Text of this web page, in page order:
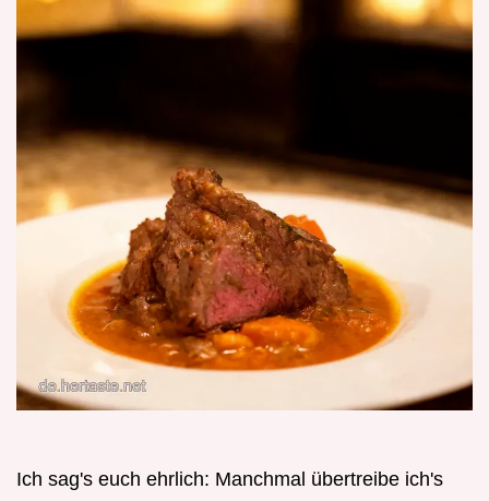
Ich sag's euch ehrlich: Manchmal übertreibe ich's